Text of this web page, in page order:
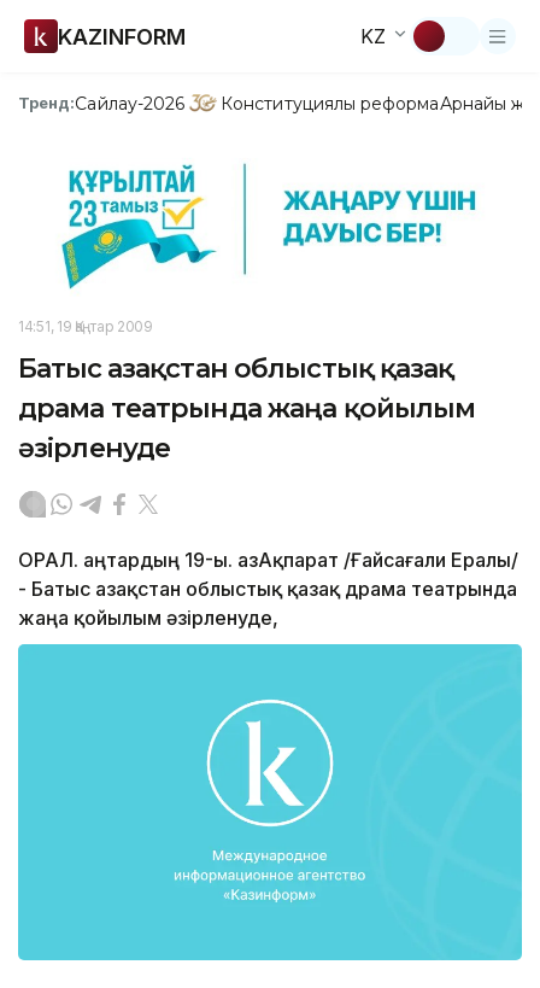
KAZINFORM KZ
Тренд:Сайлау-2026 Конституциялық реформаАрнайы
14:51, 19 Қаңтар 2009
Батыс Қазақстан облыстық қазақ
драма театрында жаңа қойылым
әзірленуде
ОРАЛ. Қаңтардың 19-ы. ҚазАқпарат /Ғайсағали Ералы/
- Батыс Қазақстан облыстық қазақ драма театрында
жаңа қойылым әзірленуде,